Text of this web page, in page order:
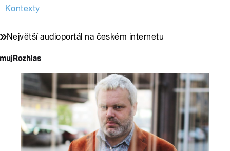
Kontexty
Největší audioportál na českém internetu